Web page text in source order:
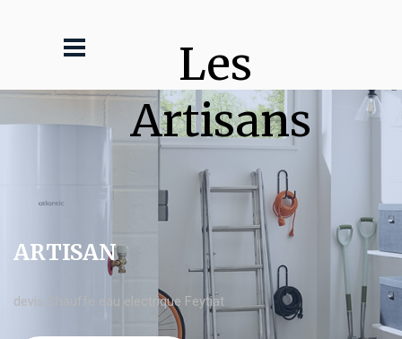
Les
Artisans
ARTISAN
devis Chauffe eau electrique Feytiat